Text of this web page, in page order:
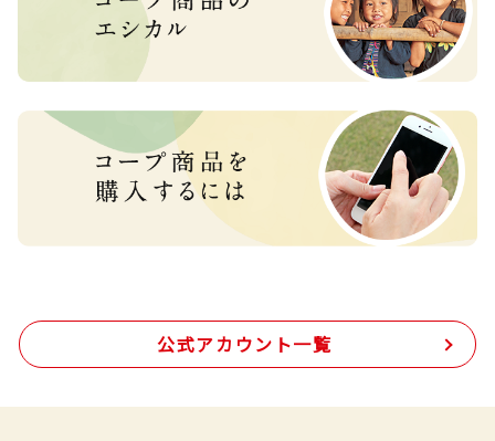
公式アカウント一覧